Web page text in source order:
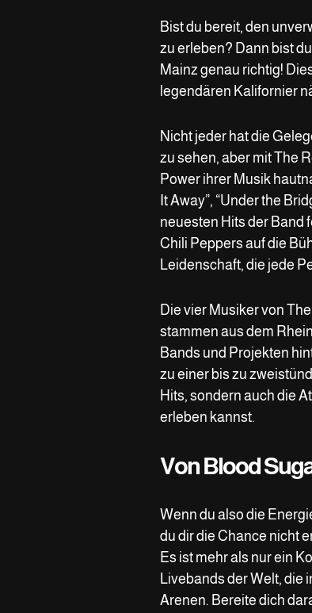
Bist du bereit, den
zu erleben? Dann bist
Mainz genau richtig!
legendären Kalifornier
Nicht jeder hat die
zu sehen, aber mit The
Power ihrer Musik
It Away”, “Under the
neuesten Hits der Band
Chili Peppers auf die
Leidenschaft, die jede
Die vier Musiker von
stammen aus dem
Bands und Projekten
zu einer bis zu
Hits, sondern auch die
erleben kannst.
Von Blood
Wenn du also die
du dir die Chance nicht
Es ist mehr als nur ein
Livebands der Welt, die
Arenen. Bereite dich